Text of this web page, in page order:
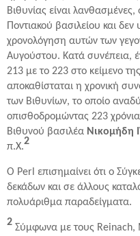
Βιθυνίας είναι
Ποντιακού βασιλείου και
χρονολόγηση αυτών των
Αυγούστου. Κατά συνέπεια,
213 με το 223 στο κείμενο
αποκαθίσταται η χρονική
των Βιθυνίων, το οποίο
οπισθοδρομώντας 223
Βιθυνού βασιλέα Νικομήδη
π.Χ.2
Ο Perl επισημαίνει ότι ο
δεκάδων και σε άλλους
πολυάριθμα παραδείγματα.
2 Σύμφωνα με τους Reinach,